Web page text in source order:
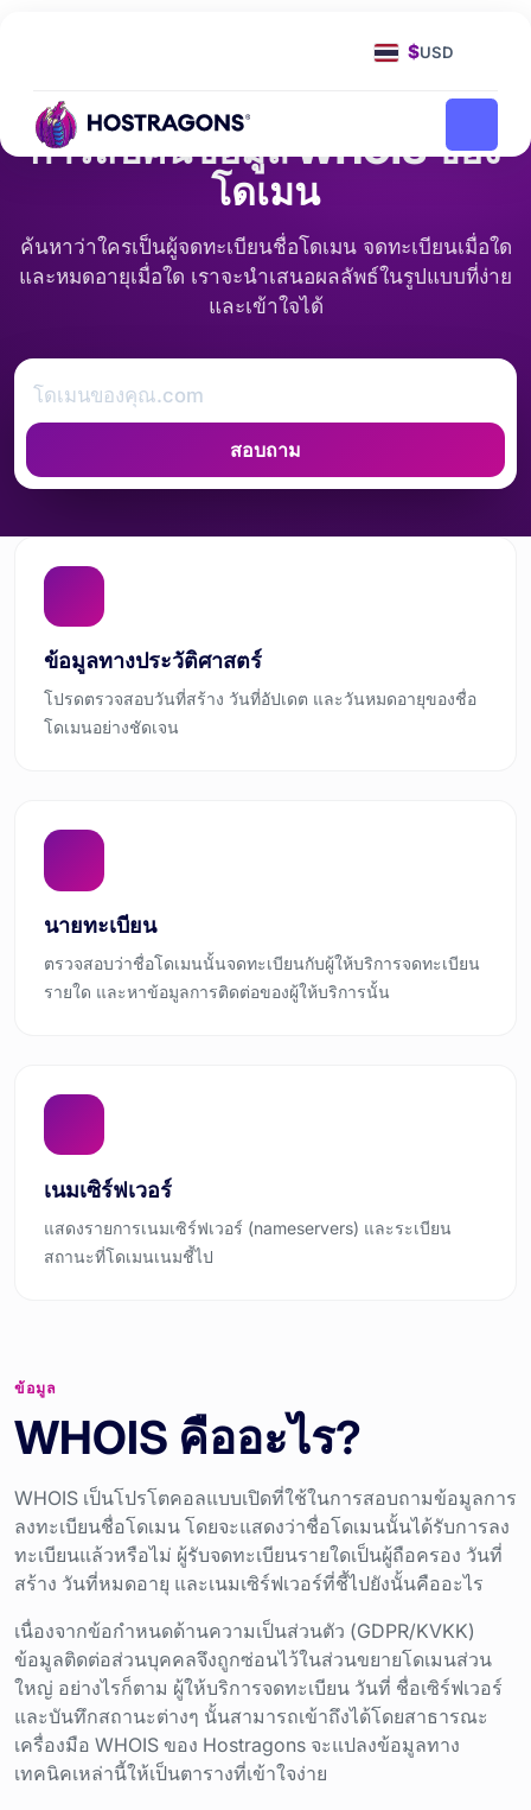
$USD
การสืบค้นข้อมูล WHOIS ของ
โดเมน
ค้นหาว่าใครเป็นผู้จดทะเบียนชื่อโดเมน จดทะเบียนเมื่อใด
และหมดอายุเมื่อใด เราจะนำเสนอผลลัพธ์ในรูปแบบที่ง่าย
และเข้าใจได้
สอบถาม
ข้อมูลทางประวัติศาสตร์
โปรดตรวจสอบวันที่สร้าง วันที่อัปเดต และวันหมดอายุของชื่อ
โดเมนอย่างชัดเจน
นายทะเบียน
ตรวจสอบว่าชื่อโดเมนนั้นจดทะเบียนกับผู้ให้บริการจดทะเบียน
รายใด และหาข้อมูลการติดต่อของผู้ให้บริการนั้น
เนมเซิร์ฟเวอร์
แสดงรายการเนมเซิร์ฟเวอร์ (nameservers) และระเบียน
สถานะที่โดเมนเนมชี้ไป
ข้อมูล
WHOIS คืออะไร?
WHOIS เป็นโปรโตคอลแบบเปิดที่ใช้ในการสอบถามข้อมูลการ
ลงทะเบียนชื่อโดเมน โดยจะแสดงว่าชื่อโดเมนนั้นได้รับการลง
ทะเบียนแล้วหรือไม่ ผู้รับจดทะเบียนรายใดเป็นผู้ถือครอง วันที่
สร้าง วันที่หมดอายุ และเนมเซิร์ฟเวอร์ที่ชี้ไปยังนั้นคืออะไร
เนื่องจากข้อกำหนดด้านความเป็นส่วนตัว (GDPR/KVKK)
ข้อมูลติดต่อส่วนบุคคลจึงถูกซ่อนไว้ในส่วนขยายโดเมนส่วน
ใหญ่ อย่างไรก็ตาม ผู้ให้บริการจดทะเบียน วันที่ ชื่อเซิร์ฟเวอร์
และบันทึกสถานะต่างๆ นั้นสามารถเข้าถึงได้โดยสาธารณะ
เครื่องมือ WHOIS ของ Hostragons จะแปลงข้อมูลทาง
เทคนิคเหล่านี้ให้เป็นตารางที่เข้าใจง่าย